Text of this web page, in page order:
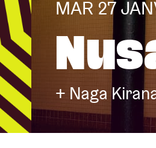
Infos
MAR 27
+ Naga